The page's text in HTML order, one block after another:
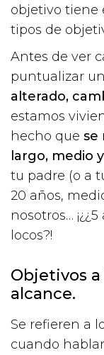
objetivo tiene
tipos de
Antes de ver
puntualizar
alterado,
estamos
hecho que se
largo, medio
tu padre (o a
20 años,
nosotros…
locos?!
Objetivos
alcance.
Se refieren a
cuando